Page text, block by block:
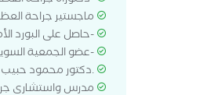
ماجستير جراحة
-حاصل على البورد
-عضو الجمعية
.دكتور محمود حبيب
مدرس واستشارى